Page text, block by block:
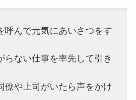
呼んで元気にあいさつをす
らない仕事を率先して引き
僚や上司がいたら声をかけ